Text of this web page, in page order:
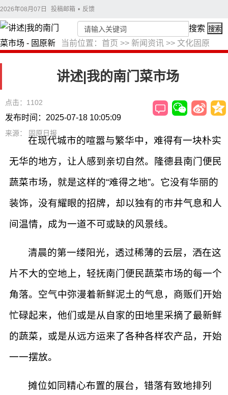
2026年08月07日 投稿邮箱 • 反馈
当前位置： 首页 >> 新闻资讯 >> 文化固原
搜索 搜索
讲述|我的南门菜市场
点击：1102
发布时间：2025-07-18 10:05:09
来源： 固原日报
在现代城市的喧嚣与繁华中，难得有一块朴实
无华的地方，让人感到亲切自然。隆德县南门便民
蔬菜市场，就是这样的“难得之地”。它没有华丽的
装饰，没有耀眼的招牌，却以独有的市井气息和人
间温情，成为一道不可或缺的风景线。
清晨的第一缕阳光，透过稀薄的云层，洒在这
片不大的空地上，轻抚南门便民蔬菜市场的每一个
角落。空气中弥漫着新鲜泥土的气息，商贩们开始
忙碌起来，他们或是从自家的田地里采摘了最新鲜
的蔬菜，或是从远方运来了各种各样农产品，开始
一一摆放。
摊位如同精心布置的展台，错落有致地排列